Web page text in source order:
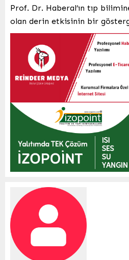
Prof. Dr. Haberal’ın tıp
olan derin etkisinin bir